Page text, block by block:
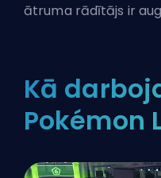
ātruma rādītājs ir
Kā
Pokémon